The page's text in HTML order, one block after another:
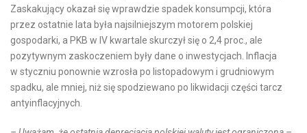
Zaskakujący okazał się wprawdzie spadek konsumpcji, która
przez ostatnie lata była najsilniejszym motorem polskiej
gospodarki, a PKB w IV kwartale skurczył się o 2,4 proc., ale
pozytywnym zaskoczeniem były dane o inwestycjach. Inflacja
w styczniu ponownie wzrosła po listopadowym i grudniowym
spadku, ale mniej, niż się spodziewano po likwidacji części tarcz
antyinflacyjnych.